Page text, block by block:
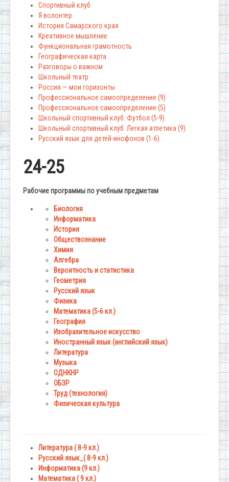
Спортивный клуб
Я волонтер
История Самарского края
Креативное мышление
Функциональная грамотность
Географическая карта
Разговоры о важном
Школьный театр
Россия — мои горизонты
Профессиональное самоопределение (9)
Профессиональное самоопределение (5)
Школьный спортивный клуб. Футбол (5-9)
Школьный спортивный клуб. Легкая атлетика (9)
Русский язык для детей-инофонов (1-6)
24-25
Рабочие программы по учебным предметам
Биология
Информатика
История
Обществознание
Химия
Алгебра
Вероятность и статистика
Геометрия
Русский язык
Физика
Математика (5-6 кл.)
География
Изобразительное искусство
Иностранный язык (английский язык)
Литература
Музыка
ОДНКНР
ОБЗР
Труд (технология)
Физическая культура
Литература ( 8-9 кл.)
Русский язык_( 8-9 кл.)
Информатика (9 кл.)
Математика ( 9 кл.)